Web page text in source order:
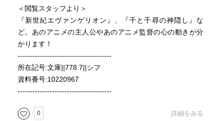
＜閲覧スタッフより＞
『新世紀エヴァンゲリオン』、『千と千尋の神隠し』な
ど。あのアニメの主人公やあのアニメ監督の心の動きが分
かります！
--------------------------------------
所在記号:文庫||778.7||シフ
資料番号:10220967
--------------------------------------
0 詳細をみる